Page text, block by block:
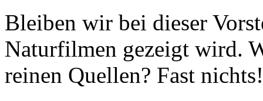
Bleiben wir bei dieser
Naturfilmen gezeigt wird.
reinen Quellen? Fast nichts!